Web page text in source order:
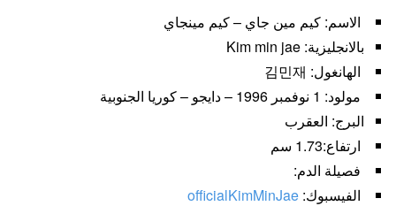
الاسم: كيم مين جاي – كيم مينجاي
بالانجليزية: Kim min jae
الهانغول: 김민재
مولود: 1 نوفمبر 1996 – دايجو – كوريا الجنوبية
البرج: العقرب
ارتفاع:1.73 سم
فصيلة الدم:
الفيسبوك: officialKimMinJae